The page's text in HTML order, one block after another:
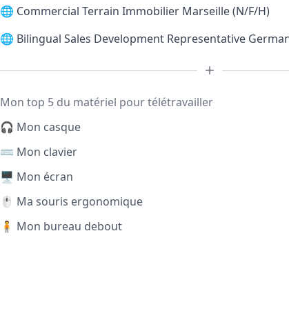
🌐 Commercial Terrain Immobilier Marseille (N/F/H)
🌐 Bilingual Sales Development Representative
Mon top 5 du matériel pour télétravailler
🎧 Mon casque
⌨️ Mon clavier
🖥️ Mon écran
🖱️ Ma souris ergonomique
🧍 Mon bureau debout